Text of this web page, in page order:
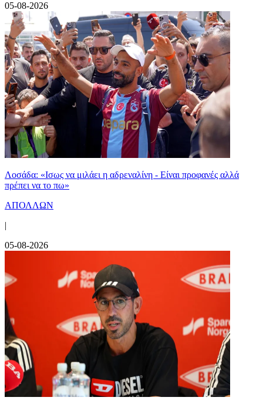
05-08-2026
Λοσάδα: «Ισως να μιλάει η αδρεναλίνη - Είναι προφανές αλλά
πρέπει να το πω»
ΑΠΟΛΛΩΝ
|
05-08-2026